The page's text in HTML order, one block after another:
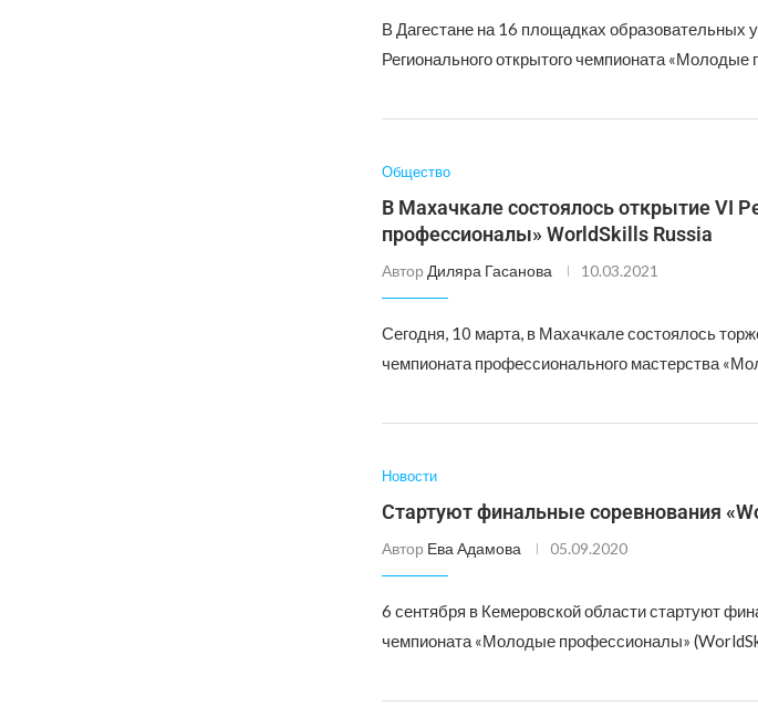
В Дагестане на 16 площадках образовательных
Регионального открытого чемпионата
Общество
В Махачкале состоялось открытие VI
профессионалы» WorldSkills Russia
Автор Диляра Гасанова 10.03.2021
Сегодня, 10 марта, в Махачкале состоялось
чемпионата профессионального мастерства
Новости
Стартуют финальные соревнования
Автор Ева Адамова 05.09.2020
6 сентября в Кемеровской области стартуют
чемпионата «Молодые профессионалы»